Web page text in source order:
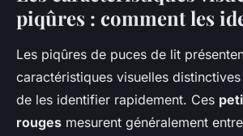
piqûres : comment les
Les piqûres de puces de lit
caractéristiques visuelles
de les identifier rapidement. Ces
rouges mesurent généralement